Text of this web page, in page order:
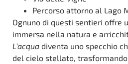
Percorso attorno al Lago
Ognuno di questi sentieri offre
immersa nella natura e
L’acqua diventa uno specchio
del cielo stellato,